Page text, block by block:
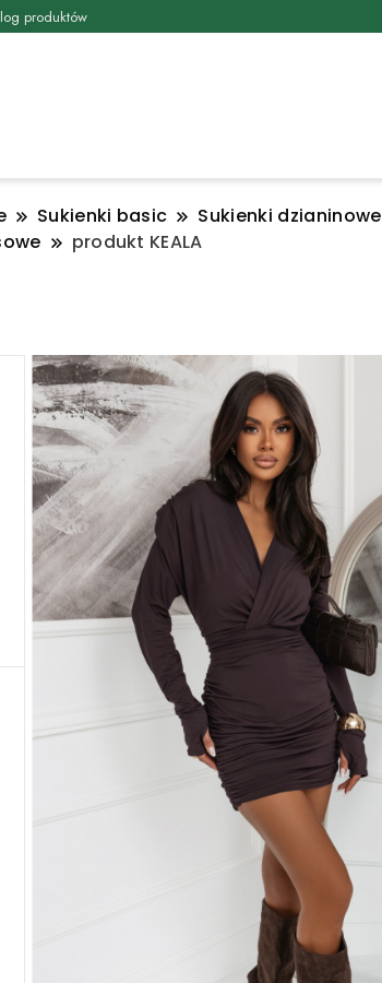
produktów
Sukienki basic Sukienki dzianinowe
produkt KEALA